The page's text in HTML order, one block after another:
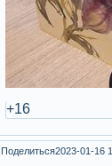
+16
Поделиться2023-01-16